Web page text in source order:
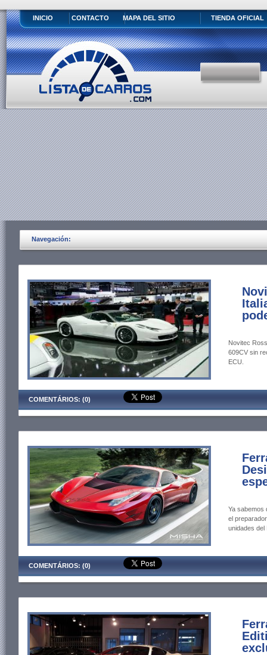
INICIO CONTACTO MAPA DEL SITIO TIENDA OFICIAL
Navegación:
Novitec
609CV sin
ECU.
COMENTÁRIOS: (0)
Ya sabemos
el
unidades del
COMENTÁRIOS: (0)